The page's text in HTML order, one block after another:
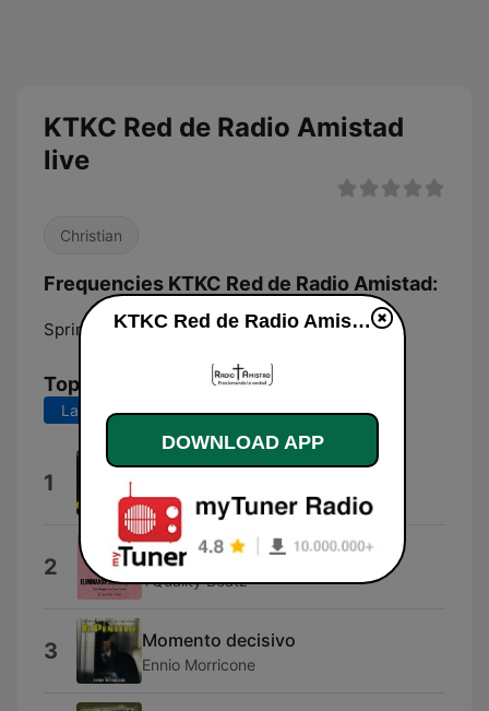
KTKC Red de Radio Amistad
live
Christian
Frequencies KTKC Red de Radio Amistad:
Springhill: 1460 AM
Top Songs
Last 7 days Last 30 days
1 Compartiendo Amistad
Grupo San Luis
2 De que vale el amor
TQuality Beatz
3 Momento decisivo
Ennio Morricone
KTKC Red de Radio Amistad live
DOWNLOAD APP